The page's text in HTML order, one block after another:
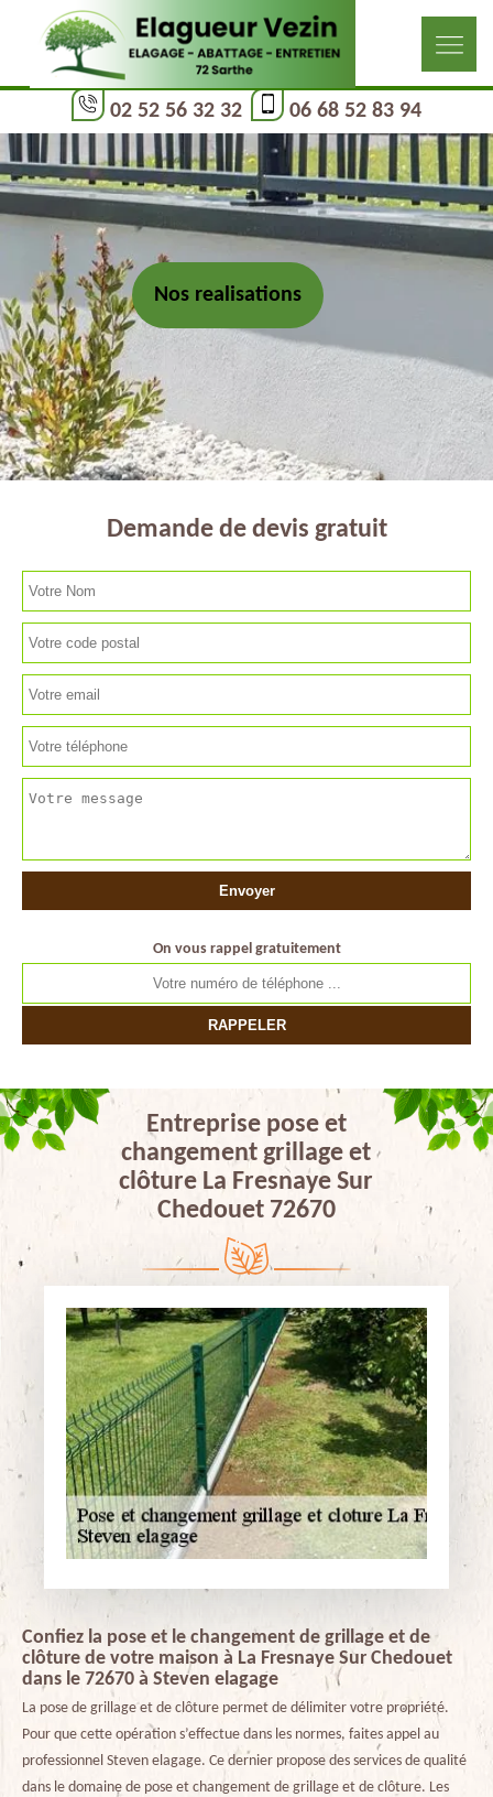
02 52 56 32 32 06 68 52 83 94
Nos realisations
Demande de devis gratuit
On vous rappel gratuitement
Entreprise pose et
changement grillage et
clôture La Fresnaye Sur
Chedouet 72670
Confiez la pose et le changement de grillage et de
clôture de votre maison à La Fresnaye Sur Chedouet
dans le 72670 à Steven elagage
La pose de grillage et de clôture permet de délimiter votre propriété.
Pour que cette opération s’effectue dans les normes, faites appel au
professionnel Steven elagage. Ce dernier propose des services de qualité
dans le domaine de pose et changement de grillage et de clôture. Les